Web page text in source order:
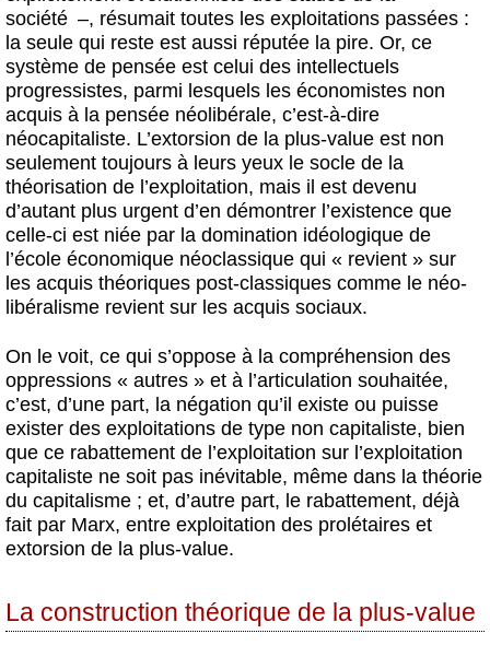
société –, résumait toutes les exploitations passées :
la seule qui reste est aussi réputée la pire. Or, ce
système de pensée est celui des intellectuels
progressistes, parmi lesquels les économistes non
acquis à la pensée néolibérale, c’est-à-dire
néocapitaliste. L’extorsion de la plus-value est non
seulement toujours à leurs yeux le socle de la
théorisation de l’exploitation, mais il est devenu
d’autant plus urgent d’en démontrer l’existence que
celle-ci est niée par la domination idéologique de
l’école économique néoclassique qui « revient » sur
les acquis théoriques post-classiques comme le néo-
libéralisme revient sur les acquis sociaux.
On le voit, ce qui s’oppose à la compréhension des
oppressions « autres » et à l’articulation souhaitée,
c’est, d’une part, la négation qu’il existe ou puisse
exister des exploitations de type non capitaliste, bien
que ce rabattement de l’exploitation sur l’exploitation
capitaliste ne soit pas inévitable, même dans la théorie
du capitalisme ; et, d’autre part, le rabattement, déjà
fait par Marx, entre exploitation des prolétaires et
extorsion de la plus-value.
La construction théorique de la plus-value